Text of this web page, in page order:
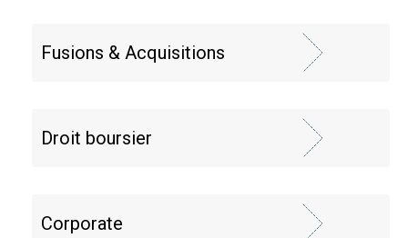
Fusions & Acquisitions
Droit boursier
Corporate